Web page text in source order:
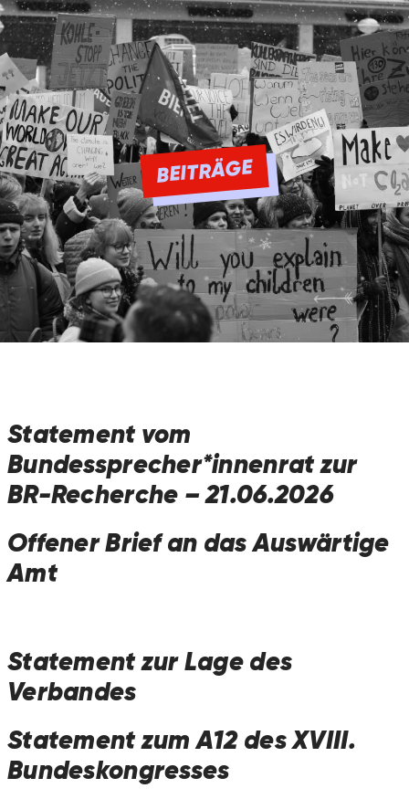
BEITRÄGE
Statement vom
Bundessprecher*innenrat zur
BR-Recherche – 21.06.2026
Offener Brief an das Auswärtige
Amt
Statement zur Lage des
Verbandes
Statement zum A12 des XVIII.
Bundeskongresses